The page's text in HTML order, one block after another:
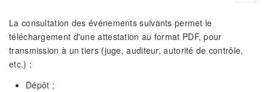
La consultation des événements suivants permet le
téléchargement d'une attestation au format PDF, pour
transmission à un tiers (juge, auditeur, autorité de contrôle,
etc.) :
Dépôt ;